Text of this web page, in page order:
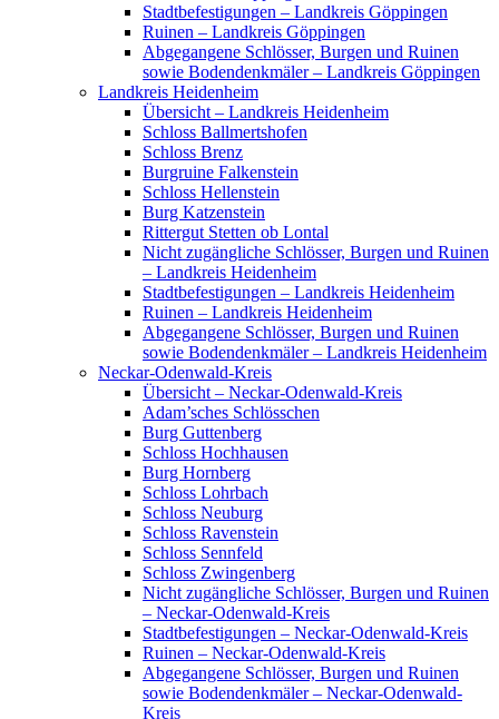
Stadtbefestigungen – Landkreis Göppingen
Ruinen – Landkreis Göppingen
Abgegangene Schlösser, Burgen und Ruinen
sowie Bodendenkmäler – Landkreis Göppingen
Landkreis Heidenheim
Übersicht – Landkreis Heidenheim
Schloss Ballmertshofen
Schloss Brenz
Burgruine Falkenstein
Schloss Hellenstein
Burg Katzenstein
Rittergut Stetten ob Lontal
Nicht zugängliche Schlösser, Burgen und Ruinen
– Landkreis Heidenheim
Stadtbefestigungen – Landkreis Heidenheim
Ruinen – Landkreis Heidenheim
Abgegangene Schlösser, Burgen und Ruinen
sowie Bodendenkmäler – Landkreis Heidenheim
Neckar-Odenwald-Kreis
Übersicht – Neckar-Odenwald-Kreis
Adam’sches Schlösschen
Burg Guttenberg
Schloss Hochhausen
Burg Hornberg
Schloss Lohrbach
Schloss Neuburg
Schloss Ravenstein
Schloss Sennfeld
Schloss Zwingenberg
Nicht zugängliche Schlösser, Burgen und Ruinen
– Neckar-Odenwald-Kreis
Stadtbefestigungen – Neckar-Odenwald-Kreis
Ruinen – Neckar-Odenwald-Kreis
Abgegangene Schlösser, Burgen und Ruinen
sowie Bodendenkmäler – Neckar-Odenwald-
Kreis